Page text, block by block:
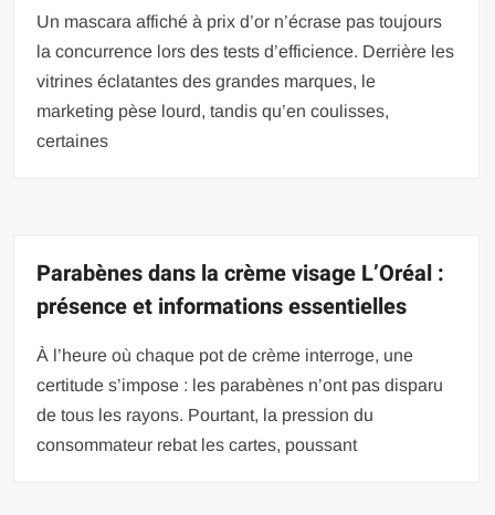
Un mascara affiché à prix d’or n’écrase pas toujours
la concurrence lors des tests d’efficience. Derrière les
vitrines éclatantes des grandes marques, le
marketing pèse lourd, tandis qu’en coulisses,
certaines
Parabènes dans la crème visage L’Oréal :
présence et informations essentielles
À l’heure où chaque pot de crème interroge, une
certitude s’impose : les parabènes n’ont pas disparu
de tous les rayons. Pourtant, la pression du
consommateur rebat les cartes, poussant